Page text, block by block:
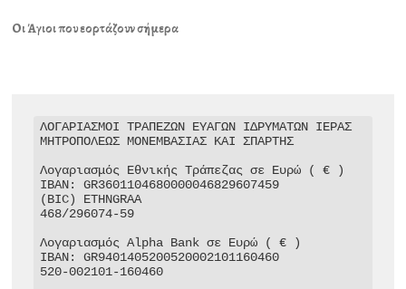
Οι Άγιοι που εορτάζουν σήμερα
ΛΟΓΑΡΙΑΣΜΟΙ ΤΡΑΠΕΖΩΝ ΕΥΑΓΩΝ ΙΔΡΥΜΑΤΩΝ ΙΕΡΑΣ
ΜΗΤΡΟΠΟΛΕΩΣ ΜΟΝΕΜΒΑΣΙΑΣ ΚΑΙ ΣΠΑΡΤΗΣ
Λογαριασμός Εθνικής Τράπεζας σε Ευρώ ( € )
IBAN: GR3601104680000046829607459
(BIC) ETHNGRAA
468/296074-59
Λογαριασμός Alpha Bank σε Ευρώ ( € )
IBAN: GR9401405200520002101160460
520-002101-160460